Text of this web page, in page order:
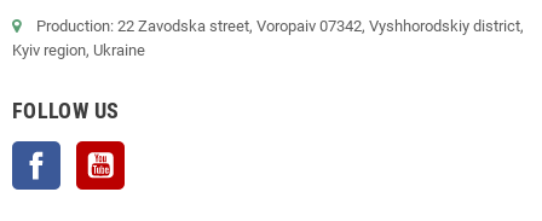
Production: 22 Zavodska street, Voropaiv 07342, Vyshhorodskiy district,
Kyiv region, Ukraine
FOLLOW US
Facebook